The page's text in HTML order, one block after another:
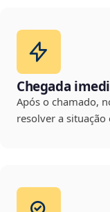
Chegada
Após o chamado,
resolver a situação